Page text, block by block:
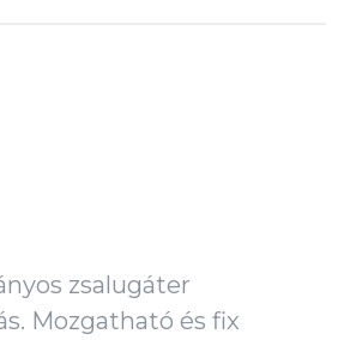
zsalugáter
Mozgatható és fix